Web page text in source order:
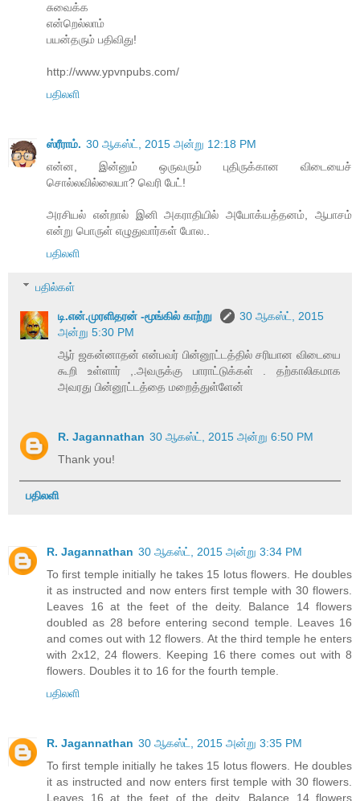
சுவைக்க
என்றெல்லாம்
பயன்தரும் பதிவிது!
http://www.ypvnpubs.com/
பதிலளி
ஸ்ரீராம். 30 ஆகஸ்ட், 2015 அன்று 12:18 PM
என்ன, இன்னும் ஒருவரும் புதிருக்கான விடையைச்
சொல்லவில்லையா? வெரி பேட்!
அரசியல் என்றால் இனி அகராதியில் அயோக்யத்தனம், ஆபாசம்
என்று பொருள் எழுதுவார்கள் போல..
பதிலளி
பதில்கள்
டி.என்.முரளிதரன் -மூங்கில் காற்று
30 ஆகஸ்ட், 2015
அன்று 5:30 PM
ஆர் ஜகன்னாதன் என்பவர் பின்னூட்டத்தில் சரியான விடையை
கூறி உள்ளார் ,.அவருக்கு பாராட்டுக்கள் . தற்காலிகமாக
அவரது பின்னூட்டத்தை மறைத்துள்ளேன்
R. Jagannathan 30 ஆகஸ்ட், 2015 அன்று 6:50 PM
Thank you!
பதிலளி
R. Jagannathan 30 ஆகஸ்ட், 2015 அன்று 3:34 PM
To first temple initially he takes 15 lotus flowers. He doubles
it as instructed and now enters first temple with 30 flowers.
Leaves 16 at the feet of the deity. Balance 14 flowers
doubled as 28 before entering second temple. Leaves 16
and comes out with 12 flowers. At the third temple he enters
with 2x12, 24 flowers. Keeping 16 there comes out with 8
flowers. Doubles it to 16 for the fourth temple.
பதிலளி
R. Jagannathan 30 ஆகஸ்ட், 2015 அன்று 3:35 PM
To first temple initially he takes 15 lotus flowers. He doubles
it as instructed and now enters first temple with 30 flowers.
Leaves 16 at the feet of the deity. Balance 14 flowers